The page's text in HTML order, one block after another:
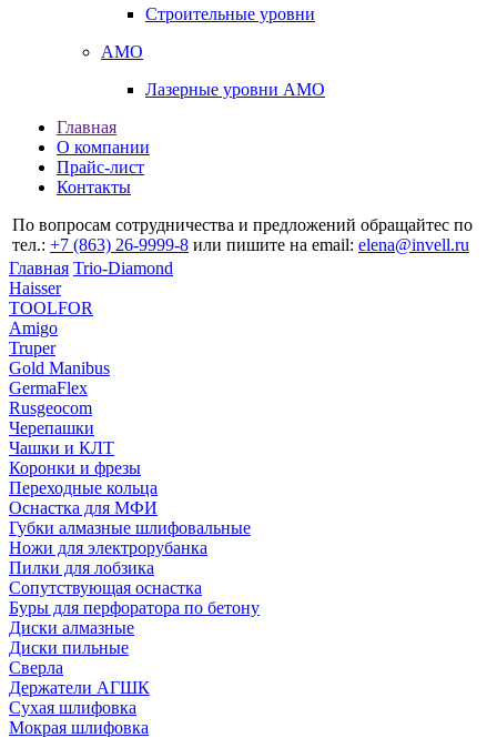
Строительные уровни
AMO
Лазерные уровни AMO
Главная
О компании
Прайс-лист
Контакты
По вопросам сотрудничества и предложений обращайтес по
тел.: +7 (863) 26‐9999‐8 или пишите на email: elena@invell.ru
Главная Trio-Diamond
Haisser
TOOLFOR
Amigo
Truper
Gold Manibus
GermaFlex
Rusgeocom
Черепашки
Чашки и КЛТ
Коронки и фрезы
Переходные кольца
Оснастка для МФИ
Губки алмазные шлифовальные
Ножи для электрорубанка
Пилки для лобзика
Сопутствующая оснастка
Буры для перфоратора по бетону
Диски алмазные
Диски пильные
Сверла
Держатели АГШК
Сухая шлифовка
Мокрая шлифовка